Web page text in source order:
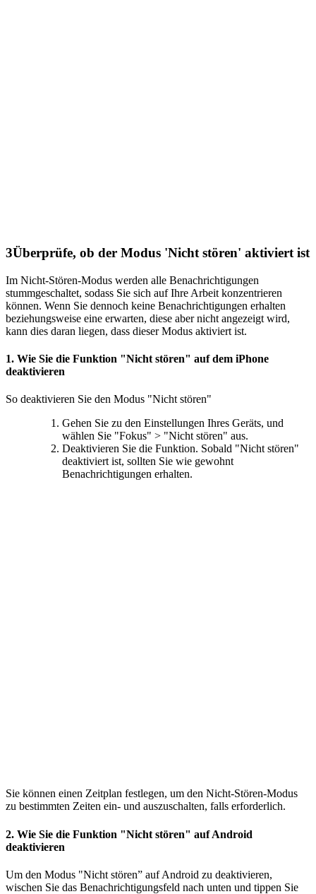
3Überprüfe, ob der Modus 'Nicht stören' aktiviert ist
Im Nicht-Stören-Modus werden alle Benachrichtigungen
stummgeschaltet, sodass Sie sich auf Ihre Arbeit konzentrieren
können. Wenn Sie dennoch keine Benachrichtigungen erhalten
beziehungsweise eine erwarten, diese aber nicht angezeigt wird,
kann dies daran liegen, dass dieser Modus aktiviert ist.
1. Wie Sie die Funktion "Nicht stören" auf dem iPhone
deaktivieren
So deaktivieren Sie den Modus "Nicht stören"
Gehen Sie zu den Einstellungen Ihres Geräts, und
wählen Sie "Fokus" > "Nicht stören" aus.
Deaktivieren Sie die Funktion. Sobald "Nicht stören"
deaktiviert ist, sollten Sie wie gewohnt
Benachrichtigungen erhalten.
Sie können einen Zeitplan festlegen, um den Nicht-Stören-Modus
zu bestimmten Zeiten ein- und auszuschalten, falls erforderlich.
2. Wie Sie die Funktion "Nicht stören" auf Android
deaktivieren
Um den Modus "Nicht stören” auf Android zu deaktivieren,
wischen Sie das Benachrichtigungsfeld nach unten und tippen Sie